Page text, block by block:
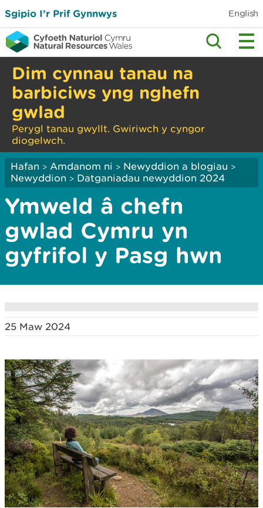
Sgipio I’r Prif Gynnwys English
Dim cynnau tanau na
barbiciws yng nghefn
gwlad
Perygl tanau gwyllt. Gwiriwch y cyngor
diogelwch.
Hafan > Amdanom ni > Newyddion a blogiau >
Newyddion > Datganiadau newyddion 2024
Ymweld â chefn
gwlad Cymru yn
gyfrifol y Pasg hwn
25 Maw 2024